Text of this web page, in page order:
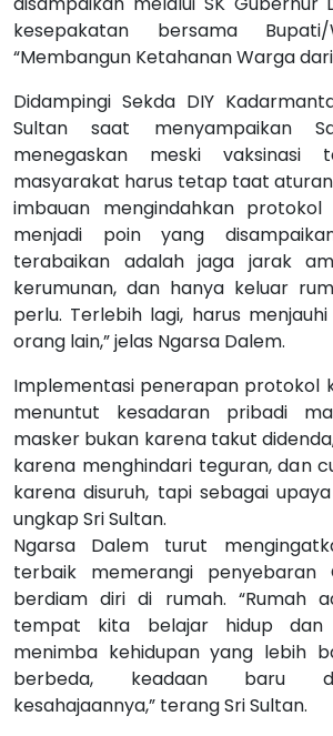
kesepakatan bersama
“Membangun Ketahanan Warga dari
Didampingi Sekda DIY
Sultan saat menyampaikan
menegaskan meski vaksinasi
masyarakat harus tetap taat
imbauan mengindahkan
menjadi poin yang
terabaikan adalah jaga jarak
kerumunan, dan hanya keluar
perlu. Terlebih lagi, harus
orang lain,” jelas Ngarsa Dalem.
Implementasi penerapan protokol
menuntut kesadaran pribadi
masker bukan karena takut
karena menghindari teguran, dan
karena disuruh, tapi sebagai
ungkap Sri Sultan.
Ngarsa Dalem turut
terbaik memerangi penyebaran
berdiam diri di rumah. “Rumah
tempat kita belajar hidup dan
menimba kehidupan yang lebih
berbeda, keadaan baru
kesahajaannya,” terang Sri Sultan.